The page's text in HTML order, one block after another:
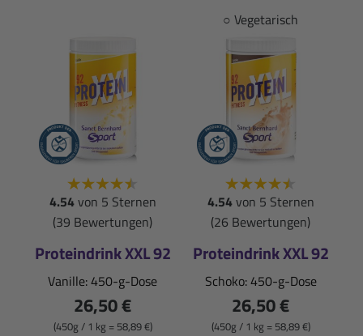
○ Vegetarisch
4.54von 5 Sternen
(39 Bewertungen)
Proteindrink XXL 92
Vanille: 450-g-Dose
26,50 €
(450g / 1 kg = 58,89 €)
4.54von 5 Sternen
(26 Bewertungen)
Proteindrink XXL 92
Schoko: 450-g-Dose
26,50 €
(450g / 1 kg = 58,89 €)